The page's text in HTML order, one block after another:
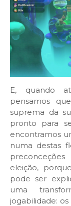
E, quando
pensamos
suprema da
pronto para
encontramos
numa destas
eleição,
pode ser
uma
jogabilidade: